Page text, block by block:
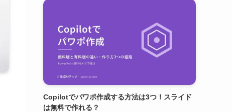
Copilotでパワポ作成する方法は3つ！スライド
は無料で作れる？